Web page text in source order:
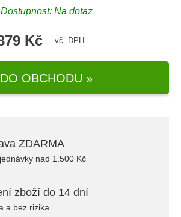
Dostupnost: Na dotaz
Kč vč. DPH
DO OBCHODU »
ZDARMA
nad 1.500 Kč
zboží do 14 dní
a bez rizika